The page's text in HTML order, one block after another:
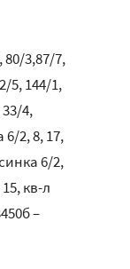
80/3,87/7,
5, 144/1,
4,
2, 8, 17,
6/2,
кв-л
–